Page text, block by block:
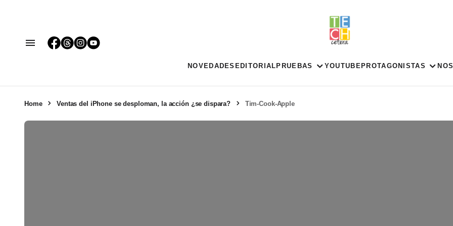
NOVEDADES EDITORIAL PRUEBAS YOUTUBE PROTAGONISTAS
Home Ventas del iPhone se desploman, la acción ¿se dispara? Tim-Cook-Apple